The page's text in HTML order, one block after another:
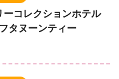
コレクションホテル
タヌーンティー